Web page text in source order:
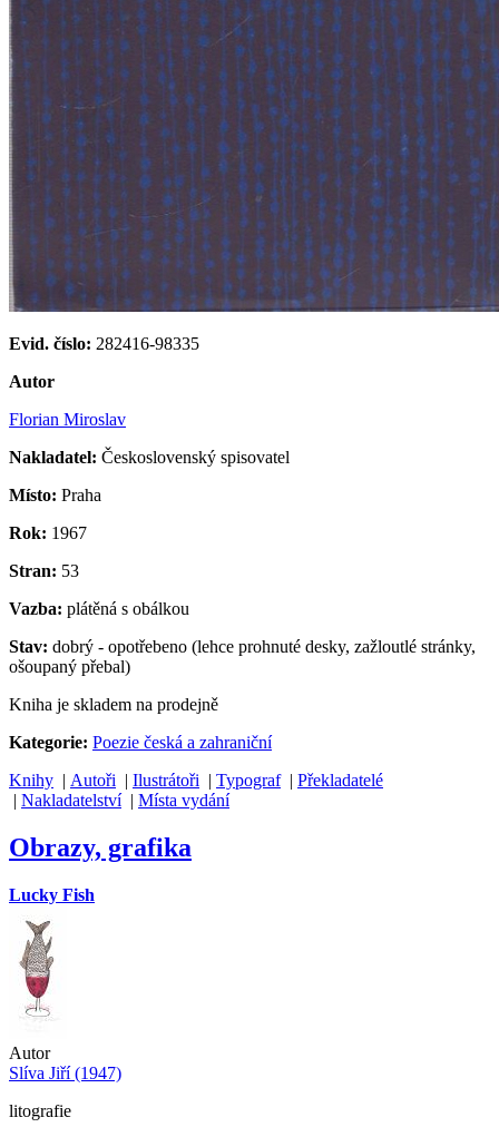
Evid. číslo: 282416-98335
Autor
Florian Miroslav
Nakladatel: Československý spisovatel
Místo: Praha
Rok: 1967
Stran: 53
Vazba: plátěná s obálkou
Stav: dobrý - opotřebeno (lehce prohnuté desky, zažloutlé stránky,
ošoupaný přebal)
Kniha je skladem na prodejně
Kategorie: Poezie česká a zahraniční
Knihy | Autoři | Ilustrátoři | Typograf| Překladatelé
| Nakladatelství| Místa vydání
Obrazy, grafika
Lucky Fish
Autor
Slíva Jiří (1947)
litografie